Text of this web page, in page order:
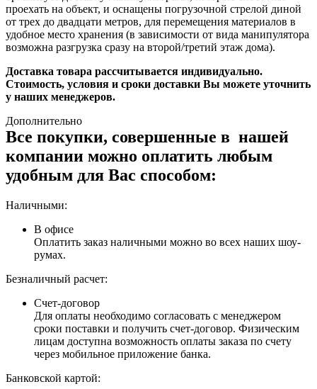
проехать на объект, и оснащены погрузочной стрелой диной
от трех до двадцати метров, для перемещения материалов в
удобное место хранения (в зависимости от вида манипулятора
возможна разгрузка сразу на второй/третий этаж дома).
Доставка товара рассчитывается индивидуально.
Стоимость, условия и сроки доставки Вы можете уточнить
у наших менеджеров.
Дополнительно
Все покупки, совершенные в нашей
компании можно оплатить любым
удобным для Вас способом:
Наличными:
В офисе
Оплатить заказ наличными можно во всех наших шоу-
румах.
Безналичный расчет:
Счет-договор
Для оплаты необходимо согласовать с менеджером
сроки поставки и получить счет-договор. Физическим
лицам доступна возможность оплаты заказа по счету
через мобильное приложение банка.
Банковской картой: